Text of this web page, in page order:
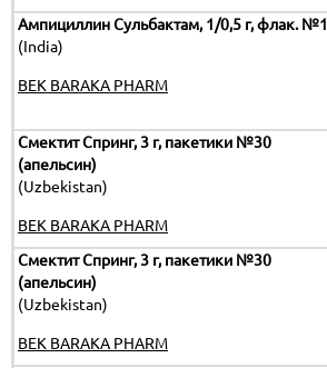
Ампициллин Сульбактам, 1/0,5 г, флак. №1
(India)
BEK BARAKA PHARM
Смектит Спринг, 3 г, пакетики №30
(апельсин)
(Uzbekistan)
BEK BARAKA PHARM
Смектит Спринг, 3 г, пакетики №30
(апельсин)
(Uzbekistan)
BEK BARAKA PHARM